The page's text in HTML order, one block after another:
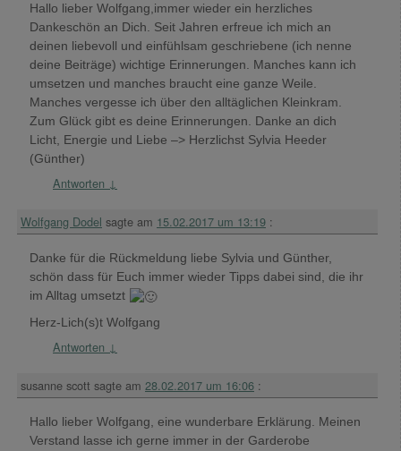
Hallo lieber Wolfgang,immer wieder ein herzliches
Dankeschön an Dich. Seit Jahren erfreue ich mich an
deinen liebevoll und einfühlsam geschriebene (ich nenne
deine Beiträge) wichtige Erinnerungen. Manches kann ich
umsetzen und manches braucht eine ganze Weile.
Manches vergesse ich über den alltäglichen Kleinkram.
Zum Glück gibt es deine Erinnerungen. Danke an dich
Licht, Energie und Liebe –> Herzlichst Sylvia Heeder
(Günther)
Antworten ↓
Wolfgang Dodel sagte am 15.02.2017 um 13:19 :
Danke für die Rückmeldung liebe Sylvia und Günther,
schön dass für Euch immer wieder Tipps dabei sind, die ihr
im Alltag umsetzt
Herz-Lich(s)t Wolfgang
Antworten ↓
susanne scott sagte am 28.02.2017 um 16:06 :
Hallo lieber Wolfgang, eine wunderbare Erklärung. Meinen
Verstand lasse ich gerne immer in der Garderobe